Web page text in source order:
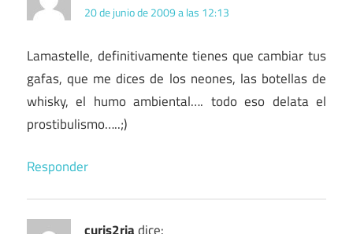
20 de junio de 2009 a las 12:13
Lamastelle, definitivamente tienes que cambiar tus
gafas, que me dices de los neones, las botellas de
whisky, el humo ambiental…. todo eso delata el
prostibulismo…..;)
Responder